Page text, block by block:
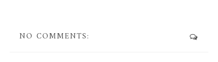
NO COMMENTS: